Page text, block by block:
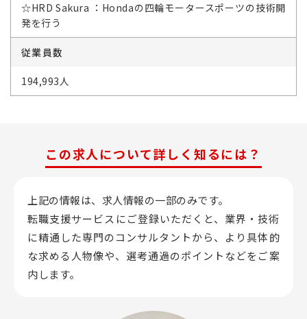
☆HRD Sakura ：Hondaの四輪モータースポーツの技術開
発を行う
従業員数
194,993人
この求人について詳しく知るには？
上記の情報は、求人情報の一部のみです。
転職支援サービスにご登録いただくと、業界・技術
に精通した専門のコンサルタントから、 より具体的
な求める人物像や、選考通過のポイントなどをご案
内します。